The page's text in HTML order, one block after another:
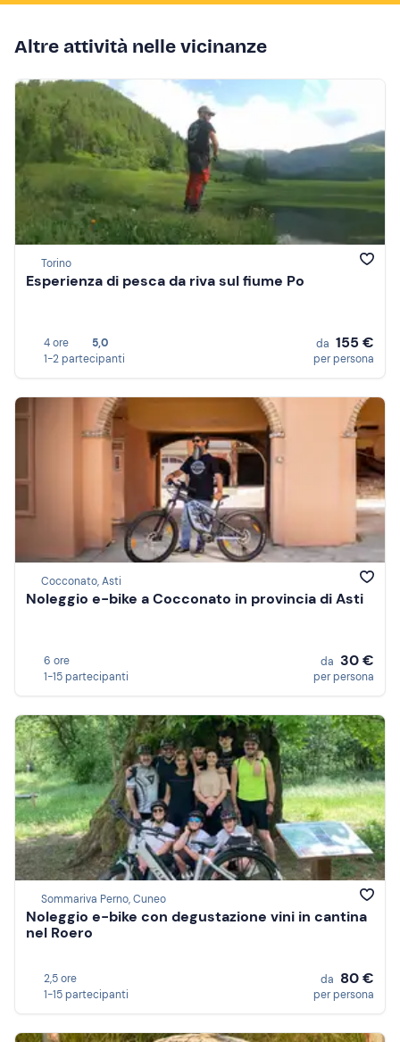
Altre attività nelle vicinanze
Torino
Esperienza di pesca da riva sul fiume Po
4 ore
5,0
1-2 partecipanti
da 155 €
per persona
Cocconato, Asti
Noleggio e-bike a Cocconato in provincia di Asti
6 ore
1-15 partecipanti
da 30 €
per persona
Sommariva Perno, Cuneo
Noleggio e-bike con degustazione vini in cantina
nel Roero
2,5 ore
1-15 partecipanti
da 80 €
per persona